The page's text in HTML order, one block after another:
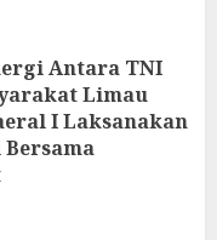
Antara TNI
Limau
I Laksanakan